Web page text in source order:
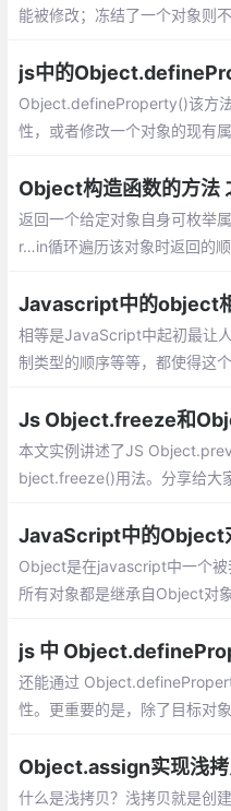
能被修改；冻结了一个对象则
可写性，以及不能修改已有属
Object.defineProperty()该方
性，或者修改一个对象的现有
性，并返回该对象
Object构造函数的方
返回一个给定对象自身可枚举
r…in循环遍历该对象时返回的
Javascript中的object
相等是JavaScript中起初最让
制类型的顺序等等，都使得这
Js Object.freeze和
本文实例讲述了JS
bject.freeze()用法。分享给大
对象的原型添加属性。
JavaScript中的Object
Object是在javascript中一个被
所有对象都是继承自Object对
js 中
还能通过
性。更重要的是，除了目标对
个对象，有两种形式：一种是
Object.assign实现浅拷
什么是浅拷贝？浅拷贝就是创